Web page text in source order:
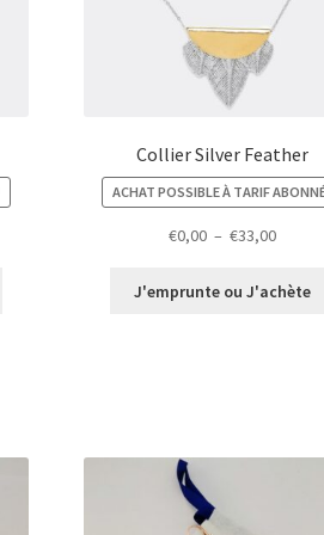
Collier Silver Feather
ACHAT POSSIBLE À TARIF
€0,00 – €33,00Plage
prix :
J'emprunte ou J'achète